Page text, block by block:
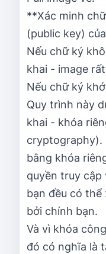
**Xác minh
(public key)
Nếu chữ ký
khai - image
Nếu chữ ký
Quy trình này
khai - khóa
cryptography).
bằng khóa
quyền truy cập
bạn đều có
bởi chính bạn.
Và vì khóa
đó có nghĩa là